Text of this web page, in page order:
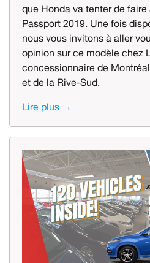
que Honda va tenter de
Passport 2019. Une fois
nous vous invitons à aller
opinion sur ce modèle chez
concessionnaire de
et de la Rive-Sud.
Lire plus →